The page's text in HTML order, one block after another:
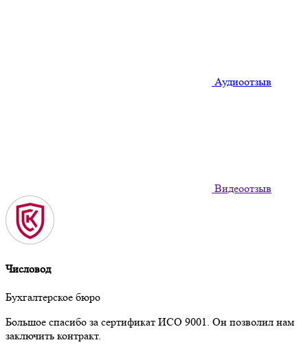
Аудиоотзыв
Видеоотзыв
Числовод
Бухгалтерское бюро
Большое спасибо за сертификат ИСО 9001. Он позволил нам
заключить контракт.